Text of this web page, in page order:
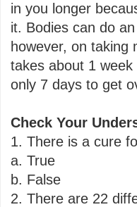
in you longer
it. Bodies can do
however, on taking
takes about 1
only 7 days to get
Check Your
1. There is a cure
a. True
b. False
2. There are 22